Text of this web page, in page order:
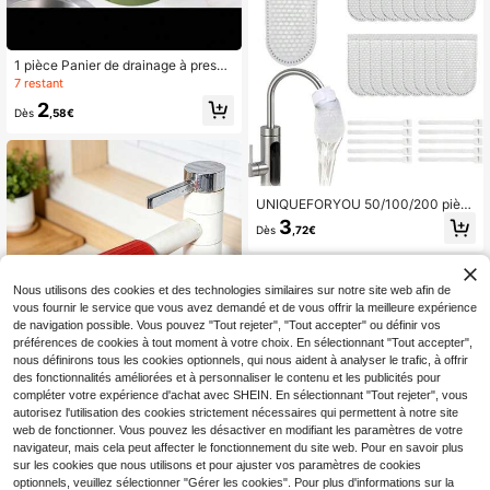
1 pièce Panier de drainage à pressi
on mains libres, panier filtre pour dé
ge suspendu pour évier, panier de d
agère pour plantes de cuisine, pani
er de drainage pour robinet, panier
de drainage indépendant, rangeme
nt de cuisine, panier de drainage po
ur éponge, panier de drainage pour
torchon, panier de drainage pour sa
von - Convient pour la cuisine et la
salle de bain, fournitures de cuisine,
7 restant
Dès 2,58€
1 pièce Passoire de cuisine en silico
ne, sac de tamis à double couche, r
UNIQUEFORYOU 50/100/200 pièc
es de sacs de coton filtrant pour rob
inet, filtres à eau universels anti-écl
aboussures, convenant aux robinet
s de cuisine et de salle de bain, acc
Dès 3 ,72€
Nous utilisons des cookies et des technologies similaires sur notre site web afin de
vous fournir le service que vous avez demandé et de vous offrir la meilleure expérience
de navigation possible. Vous pouvez "Tout rejeter", "Tout accepter" ou définir vos
préférences de cookies à tout moment à votre choix. En sélectionnant "Tout accepter",
nous définirons tous les cookies optionnels, qui nous aident à analyser le trafic, à offrir
des fonctionnalités améliorées et à personnaliser le contenu et les publicités pour
compléter votre expérience d'achat avec SHEIN. En sélectionnant "Tout rejeter", vous
autorisez l'utilisation des cookies strictement nécessaires qui permettent à notre site
web de fonctionner. Vous pouvez les désactiver en modifiant les paramètres de votre
navigateur, mais cela peut affecter le fonctionnement du site web. Pour en savoir plus
sur les cookies que nous utilisons et pour ajuster vos paramètres de cookies
optionnels, veuillez sélectionner "Gérer les cookies". Pour plus d'informations sur la